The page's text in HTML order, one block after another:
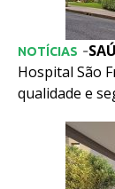
NOTÍCIAS -
Hospital São
qualidade e